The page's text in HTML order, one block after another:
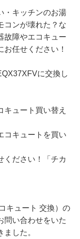
・キッチンのお湯
コンが壊れた？な
故障やエコキュー
お任せください！
に交換し
キュート買い替え
コキュートを買い
ください！「チカ
キュート 交換）の
問い合わせをいた
した。